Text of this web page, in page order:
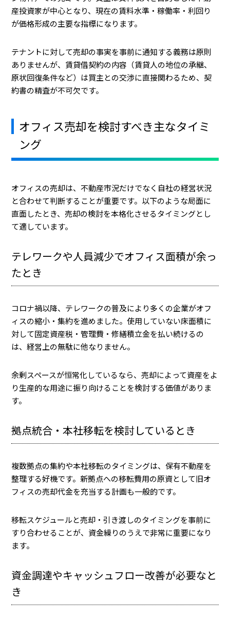
産投資家が中心となり、現在の賃料水準・稼働率・利回り
が価格形成の主要な指標になります。
テナントに対して売却の事実を事前に通知する義務は原則
ありませんが、賃貸借契約の内容（賃貸人の地位の承継、
原状回復条件など）は買主との交渉に直接関わるため、契
約書の精査が不可欠です。
オフィス売却を検討すべき主なタイミ
ング
オフィスの売却は、不動産市況だけでなく自社の経営状況
と合わせて判断することが重要です。以下のような局面に
直面したとき、売却の検討を本格化させるタイミングとし
て適しています。
テレワークや人員減少でオフィス面積が余っ
たとき
コロナ禍以降、テレワークの普及により多くの企業がオフ
ィスの縮小・集約を進めました。使用していない床面積に
対して固定資産税・管理費・修繕積立金を払い続けるの
は、経営上の無駄に他なりません。
余剰スペースが恒常化しているなら、売却によって資産をよ
り生産的な用途に振り向けることを検討する価値がありま
す。
拠点統合・本社移転を検討しているとき
複数拠点の集約や本社移転のタイミングは、保有不動産を
整理する好機です。新拠点への移転費用の原資として旧オ
フィスの売却代金を充当する計画も一般的です。
移転スケジュールと売却・引き渡しのタイミングを事前に
すり合わせることが、資金繰りのうえで非常に重要になり
ます。
資金調達やキャッシュフロー改善が必要なと
き